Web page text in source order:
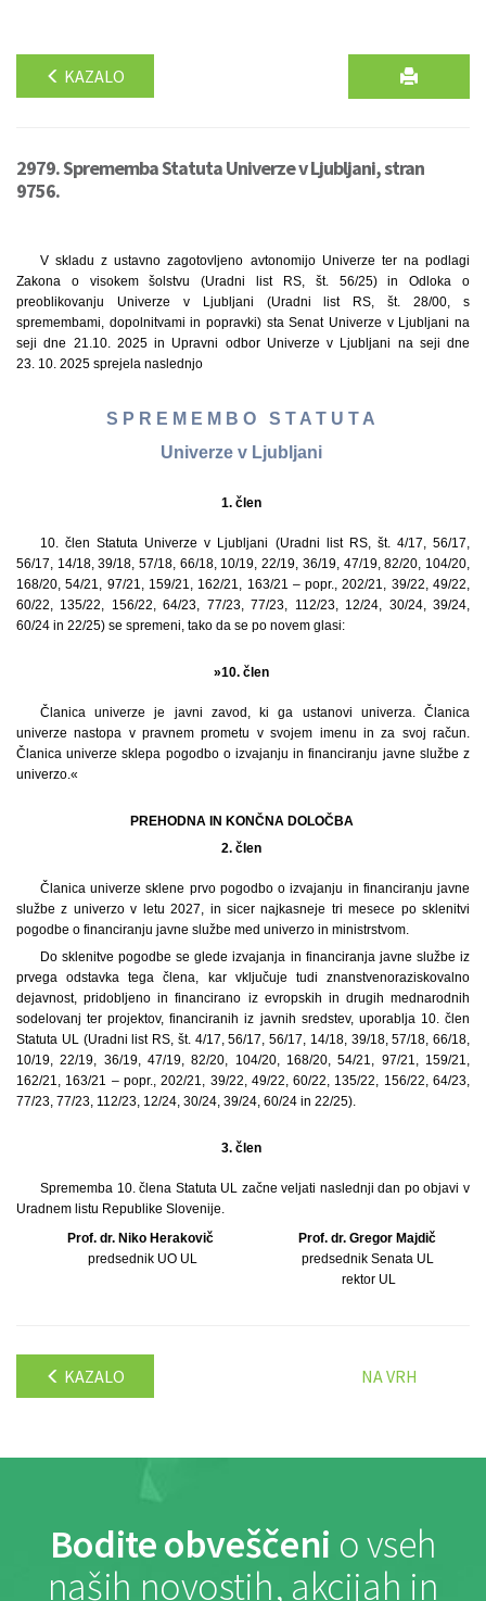
KAZALO
2979. Sprememba Statuta Univerze v Ljubljani, stran
9756.
V skladu z ustavno zagotovljeno avtonomijo Univerze ter na podlagi
Zakona o visokem šolstvu (Uradni list RS, št. 56/25) in Odloka o
preoblikovanju Univerze v Ljubljani (Uradni list RS, št. 28/00, s
spremembami, dopolnitvami in popravki) sta Senat Univerze v Ljubljani na
seji dne 21.10. 2025 in Upravni odbor Univerze v Ljubljani na seji dne
23. 10. 2025 sprejela naslednjo
S P R E M E M B O S T A T U T A
Univerze v Ljubljani
1. člen
10. člen Statuta Univerze v Ljubljani (Uradni list RS, št. 4/17, 56/17,
56/17, 14/18, 39/18, 57/18, 66/18, 10/19, 22/19, 36/19, 47/19, 82/20, 104/20,
168/20, 54/21, 97/21, 159/21, 162/21, 163/21 – popr., 202/21, 39/22, 49/22,
60/22, 135/22, 156/22, 64/23, 77/23, 77/23, 112/23, 12/24, 30/24, 39/24,
60/24 in 22/25) se spremeni, tako da se po novem glasi:
»10. člen
Članica univerze je javni zavod, ki ga ustanovi univerza. Članica
univerze nastopa v pravnem prometu v svojem imenu in za svoj račun.
Članica univerze sklepa pogodbo o izvajanju in financiranju javne službe z
univerzo.«
PREHODNA IN KONČNA DOLOČBA
2. člen
Članica univerze sklene prvo pogodbo o izvajanju in financiranju javne
službe z univerzo v letu 2027, in sicer najkasneje tri mesece po sklenitvi
pogodbe o financiranju javne službe med univerzo in ministrstvom.
Do sklenitve pogodbe se glede izvajanja in financiranja javne službe iz
prvega odstavka tega člena, kar vključuje tudi znanstvenoraziskovalno
dejavnost, pridobljeno in financirano iz evropskih in drugih mednarodnih
sodelovanj ter projektov, financiranih iz javnih sredstev, uporablja 10. člen
Statuta UL (Uradni list RS, št. 4/17, 56/17, 56/17, 14/18, 39/18, 57/18, 66/18,
10/19, 22/19, 36/19, 47/19, 82/20, 104/20, 168/20, 54/21, 97/21, 159/21,
162/21, 163/21 – popr., 202/21, 39/22, 49/22, 60/22, 135/22, 156/22, 64/23,
77/23, 77/23, 112/23, 12/24, 30/24, 39/24, 60/24 in 22/25).
3. člen
Sprememba 10. člena Statuta UL začne veljati naslednji dan po objavi v
Uradnem listu Republike Slovenije.
Prof. dr. Niko Herakovič
predsednik UO UL
Prof. dr. Gregor Majdič
predsednik Senata UL
rektor UL
KAZALO NA VRH
Bodite obveščeni o vseh
naših novostih, akcijah in